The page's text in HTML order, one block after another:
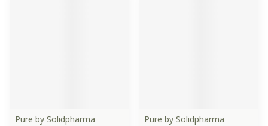
Pure by Solidpharma
Pure by Solidpharma